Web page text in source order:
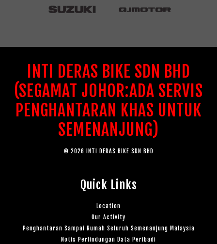
INTI DERAS BIKE SDN BHD
(SEGAMAT JOHOR:ADA SERVIS
PENGHANTARAN KHAS UNTUK
SEMENANJUNG)
© 2026 INTI DERAS BIKE SDN BHD
Quick Links
Location
Our Activity
Penghantaran Sampai Rumah Seluruh Semenanjung Malaysia
Notis Perlindungan Data Peribadi